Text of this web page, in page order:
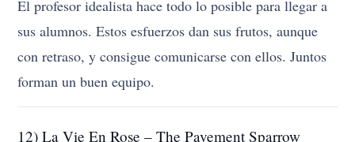
El profesor idealista hace todo lo posible para llegar a
sus alumnos. Estos esfuerzos dan sus frutos, aunque
con retraso, y consigue comunicarse con ellos. Juntos
forman un buen equipo.
12) La Vie En Rose – The Pavement Sparrow